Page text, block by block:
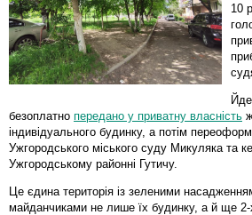
10
безоплатно передано у приватну власність
індивідуального будинку, а потім
Ужгородського міського суду Микуляка та
Ужгородському районні Гутичу.
Це єдина територія із зеленими
майданчиками не лише їх будинку, а й ще 2-